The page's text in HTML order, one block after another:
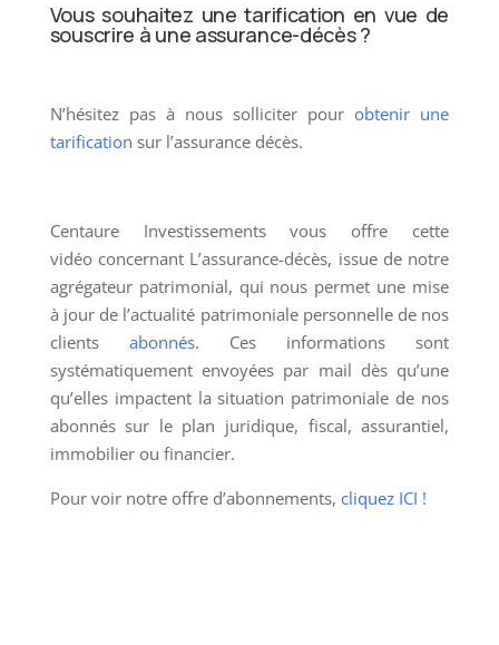
Vous souhaitez une tarification en vue de
souscrire à une assurance-décès ?
N’hésitez pas à nous solliciter pourobtenir une
tarification sur l’assurance décès.
Centaure Investissements vous offre cette
vidéo concernant L’assurance-décès, issue de notre
agrégateur patrimonial, qui nous permet une mise
à jour de l’actualité patrimoniale personnelle de nos
clients abonnés. Ces informations sont
systématiquement envoyées par mail dès qu’une
qu’elles impactent la situation patrimoniale de nos
abonnés sur le plan juridique, fiscal, assurantiel,
immobilier ou financier.
Pour voir notre offre d’abonnements, cliquez ICI !